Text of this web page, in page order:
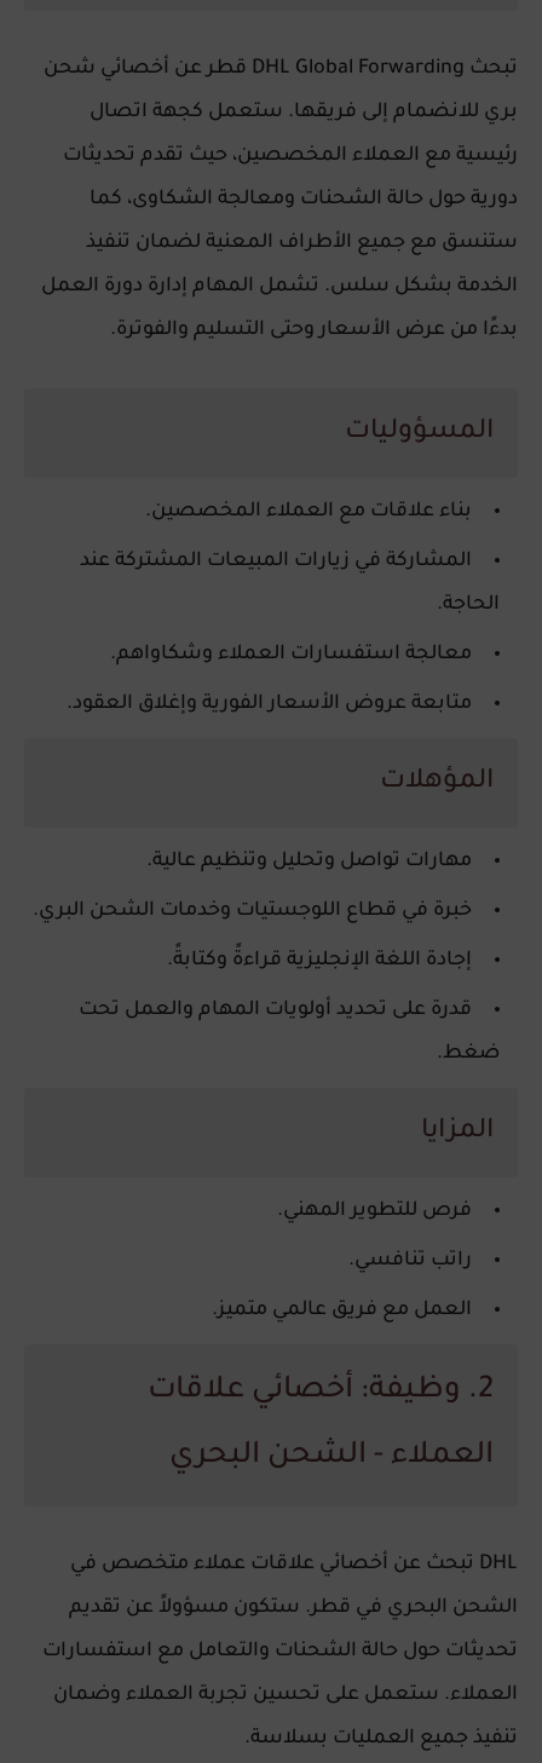
تبحث DHL Global Forwarding قطر عن أخصائي شحن
بري للانضمام إلى فريقها. ستعمل كجهة اتصال
رئيسية مع العملاء المخصصين، حيث تقدم تحديثات
دورية حول حالة الشحنات ومعالجة الشكاوى، كما
ستنسق مع جميع الأطراف المعنية لضمان تنفيذ
الخدمة بشكل سلس. تشمل المهام إدارة دورة العمل
بدءًا من عرض الأسعار وحتى التسليم والفوترة.
المسؤوليات
بناء علاقات مع العملاء المخصصين.
المشاركة في زيارات المبيعات المشتركة عند
الحاجة.
معالجة استفسارات العملاء وشكاواهم.
متابعة عروض الأسعار الفورية وإغلاق العقود.
المؤهلات
مهارات تواصل وتحليل وتنظيم عالية.
خبرة في قطاع اللوجستيات وخدمات الشحن البري.
إجادة اللغة الإنجليزية قراءةً وكتابةً.
قدرة على تحديد أولويات المهام والعمل تحت
ضغط.
المزايا
فرص للتطوير المهني.
راتب تنافسي.
العمل مع فريق عالمي متميز.
2. وظيفة: أخصائي علاقات
العملاء - الشحن البحري
DHL تبحث عن أخصائي علاقات عملاء متخصص في
الشحن البحري في قطر. ستكون مسؤولاً عن تقديم
تحديثات حول حالة الشحنات والتعامل مع استفسارات
العملاء. ستعمل على تحسين تجربة العملاء وضمان
تنفيذ جميع العمليات بسلاسة.